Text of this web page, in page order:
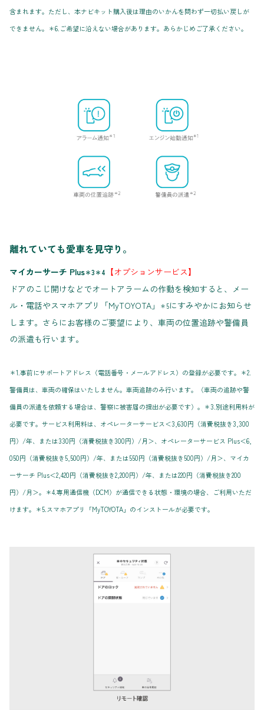
含まれます。ただし、本ナビキット購入後は理由のいかんを問わず一切払い戻しが
できません。＊6.ご希望に沿えない場合があります。あらかじめご了承ください。
離れていても愛車を見守り。
マイカーサーチ Plus＊3＊4
【オプションサービス】
ドアのこじ開けなどでオートアラームの作動を検知すると、メー
ル・電話やスマホアプリ「MyTOYOTA」
＊5にすみやかにお知らせ
します。さらにお客様のご要望により、車両の位置追跡や警備員
の派遣も行います。
＊1.事前にサポートアドレス（電話番号・メールアドレス）の登録が必要です。＊2.
警備員は、車両の確保はいたしません。車両追跡のみ行います。（車両の追跡や警
備員の派遣を依頼する場合は、警察に被害届の提出が必要です）。＊3.別途利用料が
必要です。サービス利用料は、オペレーターサービス＜3,630円（消費税抜き3,300
円）/年、または330円（消費税抜き300円）/月＞、オペレーターサービス Plus＜6,
050円（消費税抜き5,500円）/年、または550円（消費税抜き500円）/月＞、マイカ
ーサーチ Plus＜2,420円（消費税抜き2,200円）/年、または220円（消費税抜き200
円）/月＞。＊4.専用通信機（DCM）が通信できる状態・環境の場合、ご利用いただ
けます。＊5.スマホアプリ「MyTOYOTA」のインストールが必要です。